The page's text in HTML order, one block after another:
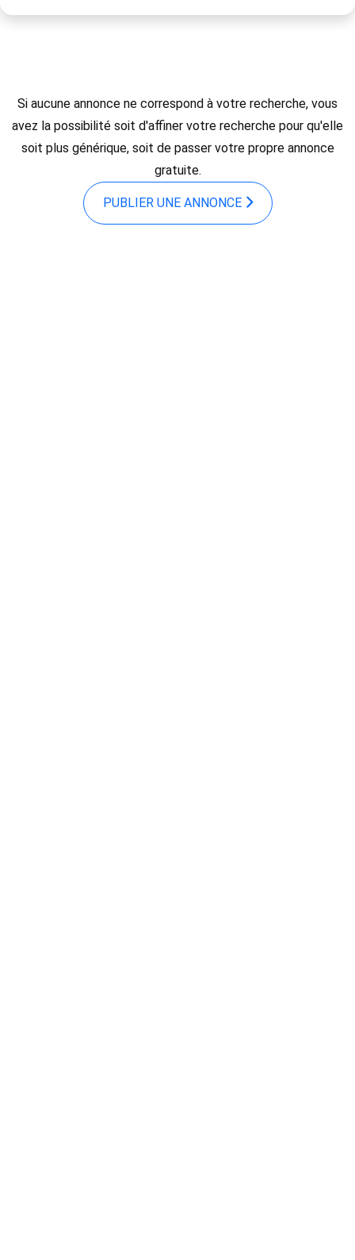
Si aucune annonce ne correspond à votre recherche, vous
avez la possibilité soit d'affiner votre recherche pour qu'elle
soit plus générique, soit de passer votre propre annonce
gratuite.
PUBLIER UNE ANNONCE